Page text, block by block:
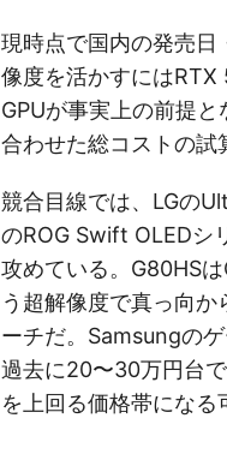
現時点で国内の発売
像度を活かすには
GPUが事実上の前提
合わせた総コストの試
競合目線では、LGの
のROG Swift OLEDシ
攻めている。G80HS
う超解像度で真っ向
ーチだ。Samsungの
過去に20〜30万円台
を上回る価格帯になる